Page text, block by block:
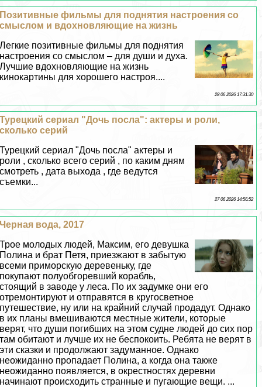
Позитивные фильмы для поднятия настроения со
смыслом и вдохновляющие на жизнь
Легкие позитивные фильмы для поднятия
настроения со смыслом – для души и духа.
Лучшие вдохновляющие на жизнь
кинокартины для хорошего настроя....
28 06 2026 17:31:30
Турецкий сериал "Дочь посла": актеры и роли,
сколько серий
Турецкий сериал "Дочь посла" актеры и
роли , сколько всего серий , по каким дням
смотреть , дата выхода , где ведутся
съемки...
27 06 2026 14:56:52
Черная вода, 2017
Трое молодых людей, Максим, его дeвyшка
Полина и брат Петя, приезжают в забытую
всеми приморскую деревеньку, где
покупают полуобгоревший корабль,
стоящий в заводе у леса. По их задумке они его
отремонтируют и отправятся в кругосветное
путешествие, ну или на крайний случай продадут. Однако
в их планы вмешиваются местные жители, которые
верят, что души погибших на этом судне людей до сих пор
там обитают и лучше их не беспокоить. Ребята не верят в
эти сказки и продолжают задуманное. Однако
неожиданно пропадает Полина, а когда она также
неожиданно появляется, в окрестностях деревни
начинают происходить странные и пугающие вещи. ...